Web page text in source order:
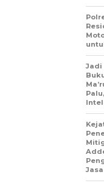
Jadi